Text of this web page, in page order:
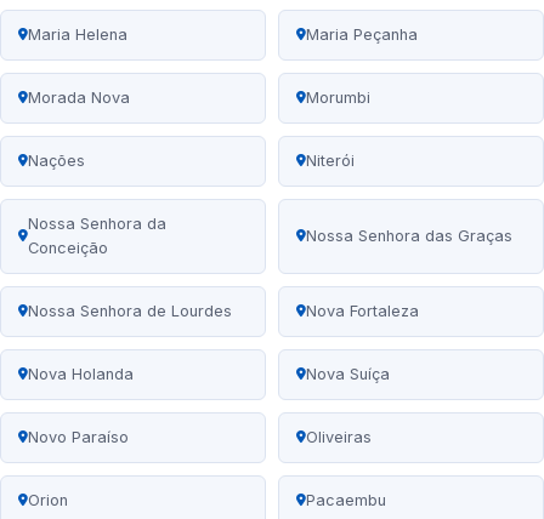
Maria Helena Maria Peçanha
Morada Nova Morumbi
Nações Niterói
Nossa Senhora da
Conceição
Nossa Senhora das Graças
Nossa Senhora de Lourdes Nova Fortaleza
Nova Holanda Nova Suíça
Novo Paraíso Oliveiras
Orion Pacaembu